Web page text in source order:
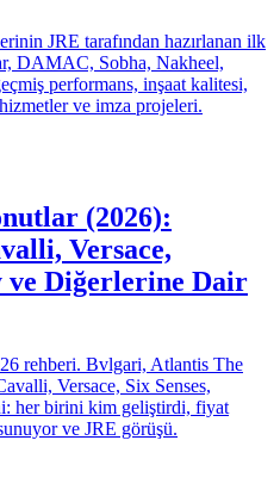
JRE tarafından hazırlanan ilk
DAMAC, Sobha, Nakheel,
performans, inşaat kalitesi,
ve imza projeleri.
(2026):
Versace,
Diğerlerine Dair
rehberi. Bvlgari, Atlantis The
Versace, Six Senses,
her birini kim geliştirdi, fiyat
ve JRE görüşü.